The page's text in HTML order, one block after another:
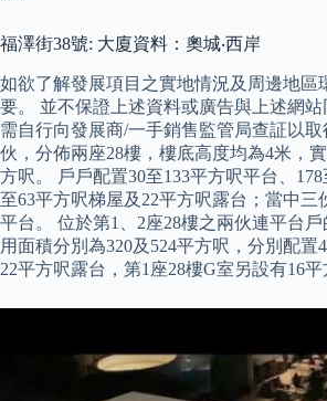
福澤街38號: 大廈資料：奧城‧西岸
如欲了解發展項目之實地情況及周邊地區
要。 並不保證上述資料或廣告與上述網
需自行向發展商/一手銷售監管局查証以
伙，分佈兩座28樓，樓底高度均為4米，
方呎。 戶戶配置30至133平方呎平台、
至63平方呎梯屋及22平方呎露台；當中三
平台。 位於第1、2座28樓之兩伙連平台
用面積分別為320及524平方呎，分別配置
22平方呎露台，第1座28樓G室另設有16平